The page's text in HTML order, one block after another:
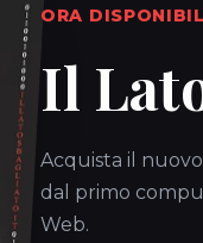
ORA
Il
Acquista il
dal primo
Web.